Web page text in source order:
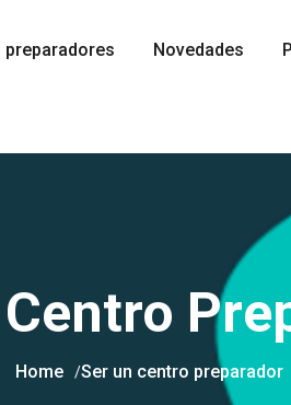
preparadores Novedades
Home Ser un centro preparador